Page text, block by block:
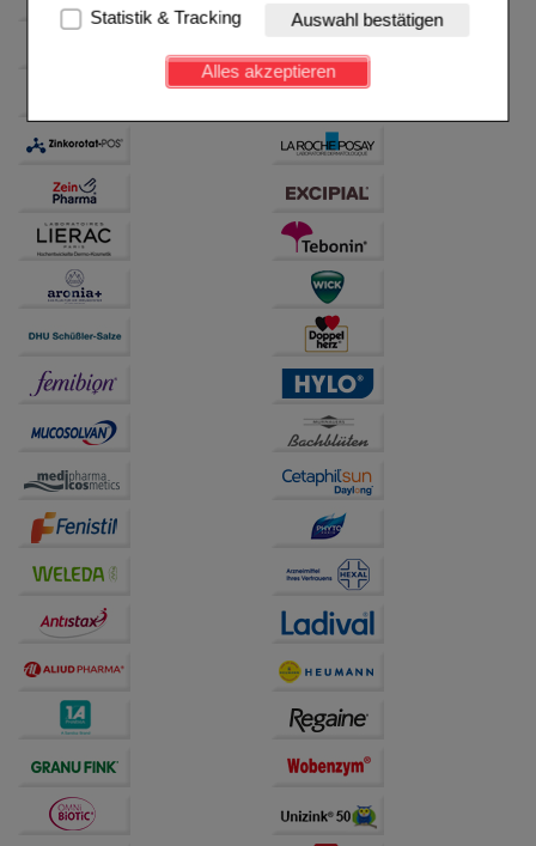
Website notwendig sind (z.B. Navigation, Warenkorb,
Kundenkonto), weshalb auf diese nicht verzichtet
werden kann.
Einkaufserlebnis noch ansprechender zu gestalten,
beispielsweise für die Wiedererkennung des
Verhaltensweisen (z.B. Spracheinstellung)
anzupassen. Komfort-Cookies ermöglichen es uns
auch auf Ihre Bedürfnisse zugeschrittene Inhalte
anzuzeigen und unser Partnerprogramm zu
betreiben.
Hierüber lassen sich
Informationen über die Art und Weise der Nutzung
unserer Website sammeln, mit deren Hilfe wir unsere
Website weiter für Sie optimieren können, den Inhalt
auf unserer Website aber auch die Werbung auf
Drittseiten möglichst relevant für Sie zu gestalten.
Bitte beachten Sie, dass Daten hierfür teilweise an
Dritte wie z.B. Google oder soziale Medien
übertragen werden.
Statistik & Tracking Auswahl bestätigen
Alles akzeptieren